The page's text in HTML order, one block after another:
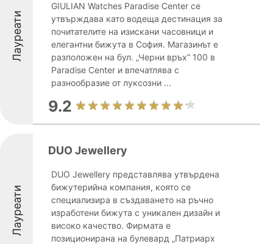
Лауреати
GIULIAN Watches Paradise Center се
утвърждава като водеща дестинация за
почитателите на изискани часовници и
елегантни бижута в София. Магазинът е
разположен на бул. „Черни връх“ 100 в
Paradise Center и впечатлява с
разнообразие от луксозни ...
9.2
Лауреати
DUO Jewellery
DUO Jewellery представлява утвърдена
бижутерийна компания, която се
специализира в създаването на ръчно
изработени бижута с уникален дизайн и
високо качество. Фирмата е
позиционирана на булевард „Патриарх